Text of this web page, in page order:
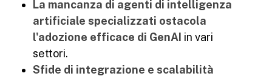
La mancanza di agenti di intelligenza
artificiale specializzati ostacola
l'adozione efficace di GenAI in vari
settori.
Sfide di integrazione e scalabilità